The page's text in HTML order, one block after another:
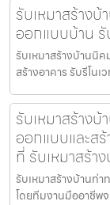
รับเหมาสร้าง
ออกแบบบ้าน รั
รับเหมาสร้างบ้านนิ
สร้างอาคาร รับรีโน
รับเหมาสร้าง
ออกแบบและส
ที่ รับเหมาสร้า
รับเหมาสร้างบ้านท่
โดยทีมงานมืออาชีพ